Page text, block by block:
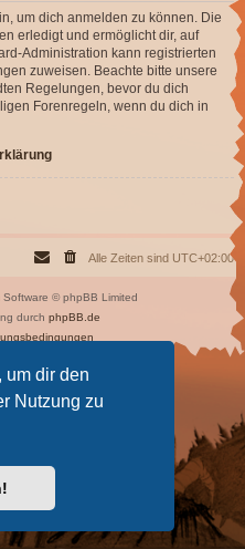
um dir den
Nutzung zu
um dich anmelden zu können. Die
erledigt und ermöglicht dir, auf
Administration kann registrierten
zuweisen. Beachte bitte unsere
Regelungen, bevor du dich
Forenregeln, wenn du dich in
Alle Zeiten sind UTC+02:00
Software © phpBB Limited
durch phpBB.de